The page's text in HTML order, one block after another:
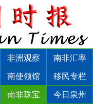
非洲观察 南非汇率
南使领馆 移民专栏
南非珠宝 今日泉州